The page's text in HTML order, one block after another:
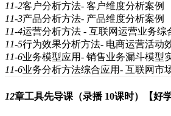
11-2客户分析方法- 客户维度分析案例
11-3产品分析方法- 产品维度分析案例
11-4运营分析方法 - 互联网运营业务综
11-5行为效果分析方法- 电商运营活动
11-6业务模型应用- 销售业务漏斗模型
11-6业务分析方法综合应用- 互联网市
12章工具先导课（录播 10课时）【好